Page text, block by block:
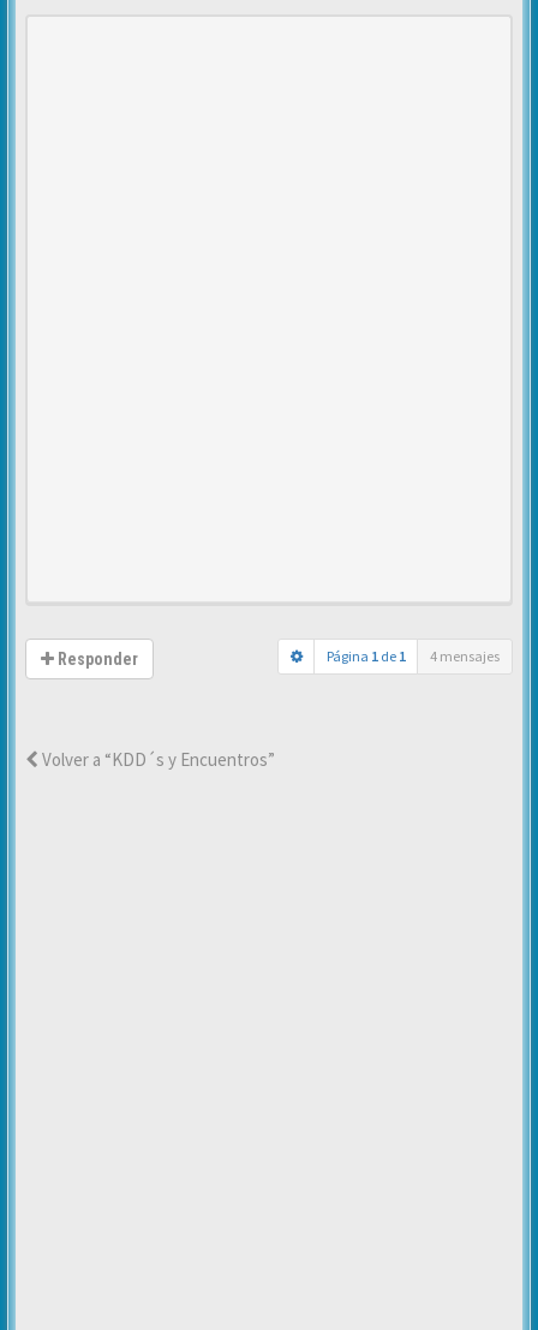
Responder Página 1 de 1 4 mensajes
Volver a “KDD´s y Encuentros”